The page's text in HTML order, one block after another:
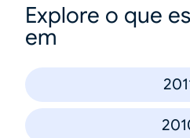
Explore o que
em